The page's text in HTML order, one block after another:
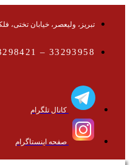
تبریز، ولیعصر، خیابان تختی،
33293958 – 33298421 – ( 041)
کانال تلگرام
صفحه اینستاگرام